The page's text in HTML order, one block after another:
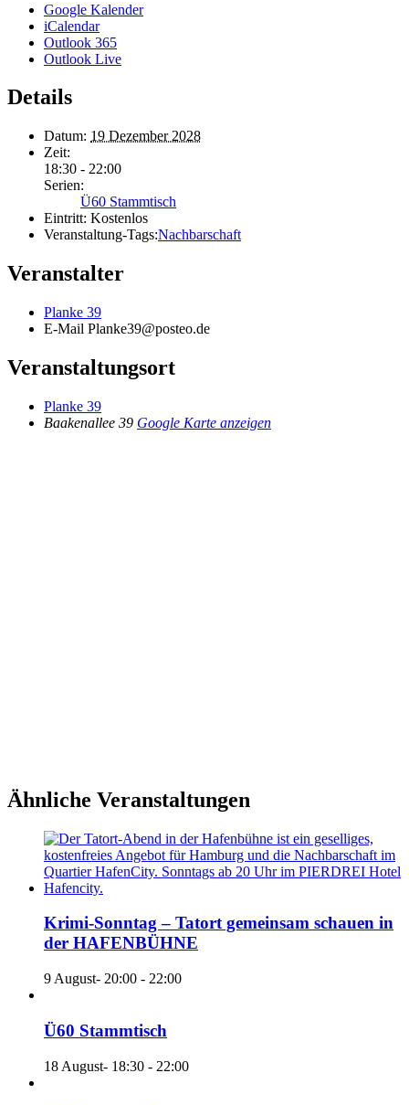
Google Kalender
iCalendar
Outlook 365
Outlook Live
Details
Datum: 19 Dezember 2028
Zeit:
18:30 - 22:00
Serien:
Ü60 Stammtisch
Eintritt: Kostenlos
Veranstaltung-Tags:Nachbarschaft
Veranstalter
Planke 39
E-Mail Planke39@posteo.de
Veranstaltungsort
Planke 39
Baakenallee 39 Google Karte anzeigen
Ähnliche Veranstaltungen
Krimi-Sonntag – Tatort gemeinsam schauen in
der HAFENBÜHNE
9 August- 20:00 - 22:00
Ü60 Stammtisch
18 August- 18:30 - 22:00